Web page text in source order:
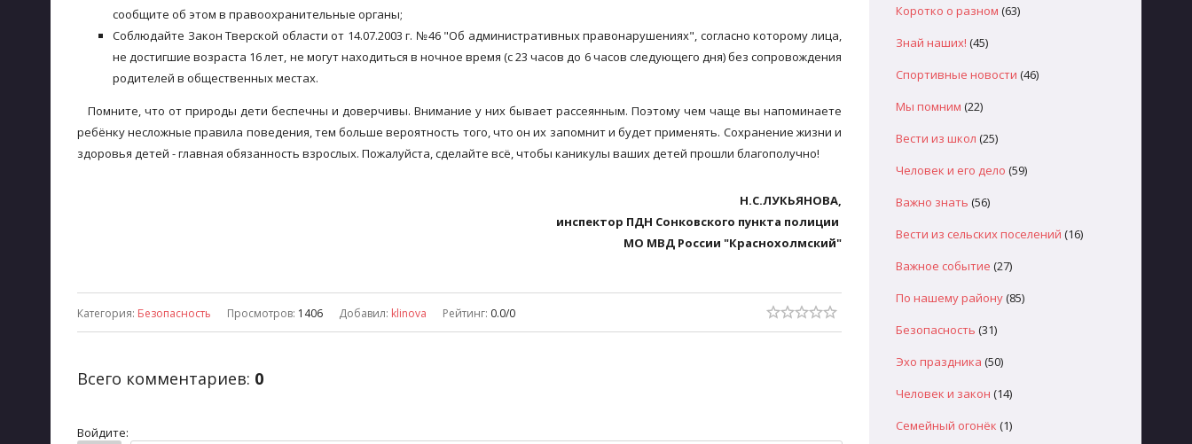
сообщите об этом в правоохранительные органы;
Соблюдайте Закон Тверской области от 14.07.2003 г. №46 "Об административных правонарушениях", согласно которому лица,
не достигшие возраста 16 лет, не могут находиться в ночное время (с 23 часов до 6 часов следующего дня) без сопровождения
родителей в общественных местах.
Помните, что от природы дети беспечны и доверчивы. Внимание у них бывает рассеянным. Поэтому чем чаще вы напоминаете
ребёнку несложные правила поведения, тем больше вероятность того, что он их запомнит и будет применять. Сохранение жизни и
здоровья детей - главная обязанность взрослых. Пожалуйста, сделайте всё, чтобы каникулы ваших детей прошли благополучно!
Н.С.ЛУКЬЯНОВА,
инспектор ПДН Сонковского пункта полиции
МО МВД России "Краснохолмский"
Категория: Безопасность Просмотров: 1406 Добавил: klinova Рейтинг: 0.0/0
Всего комментариев: 0
Войдите:
Коротко о разном (63)
Знай наших! (45)
Спортивные новости (46)
Мы помним (22)
Вести из школ (25)
Человек и его дело (59)
Важно знать (56)
Вести из сельских поселений (16)
Важное событие (27)
По нашему району(85)
Безопасность (31)
Эхо праздника (50)
Человек и закон (14)
Семейный огонёк (1)